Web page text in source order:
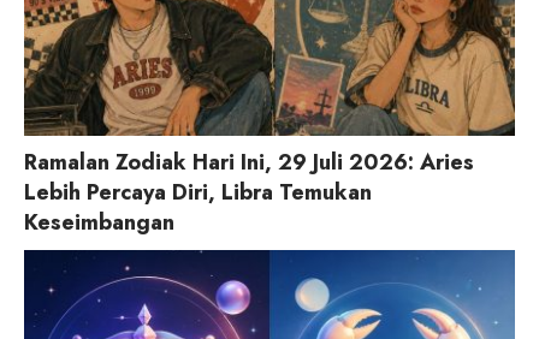
Ramalan Zodiak Hari Ini, 29 Juli 2026: Aries
Lebih Percaya Diri, Libra Temukan
Keseimbangan